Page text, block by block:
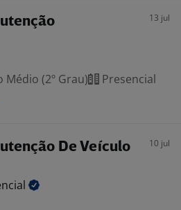
13 jul
Médio (2º Grau)
Presencial
De Veículo
10 jul